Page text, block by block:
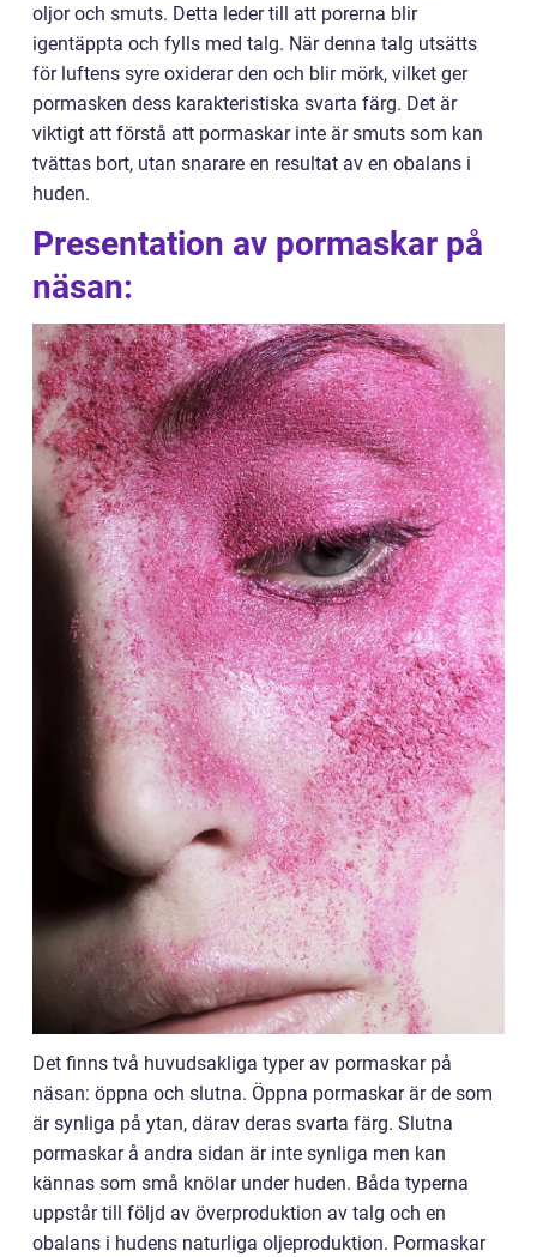
oljor och smuts. Detta leder till att porerna blir
igentäppta och fylls med talg. När denna talg utsätts
för luftens syre oxiderar den och blir mörk, vilket ger
pormasken dess karakteristiska svarta färg. Det är
viktigt att förstå att pormaskar inte är smuts som kan
tvättas bort, utan snarare en resultat av en obalans i
huden.
Presentation av pormaskar på
näsan:
Det finns två huvudsakliga typer av pormaskar på
näsan: öppna och slutna. Öppna pormaskar är de som
är synliga på ytan, därav deras svarta färg. Slutna
pormaskar å andra sidan är inte synliga men kan
kännas som små knölar under huden. Båda typerna
uppstår till följd av överproduktion av talg och en
obalans i hudens naturliga oljeproduktion. Pormaskar